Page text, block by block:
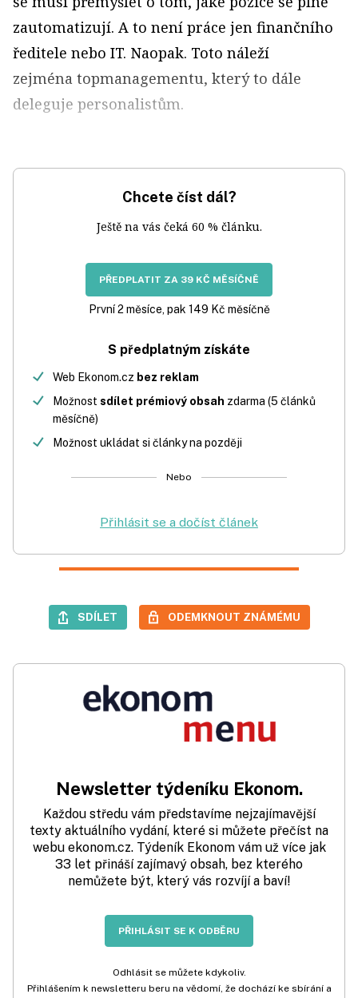
zautomatizují. A to není práce jen finančního
ředitele nebo IT. Naopak. Toto náleží
zejména topmanagementu, který to dále
deleguje personalistům.
Chcete číst dál?
Ještě na vás čeká 60 % článku.
PŘEDPLATIT ZA 39 KČ MĚSÍČNĚ
První 2 měsíce, pak 149 Kč měsíčně
S předplatným získáte
Web Ekonom.cz bez reklam
Možnost sdílet prémiový obsah zdarma (5 článků
měsíčně)
Možnost ukládat si články na později
Nebo
Přihlásit se a dočíst článek
SDÍLET ODEMKNOUT ZNÁMÉMU
Newsletter týdeníku Ekonom.
Každou středu vám představíme nejzajímavější
texty aktuálního vydání, které si můžete přečíst na
webu ekonom.cz. Týdeník Ekonom vám už více jak
33 let přináší zajímavý obsah, bez kterého
nemůžete být, který vás rozvíjí a baví!
PŘIHLÁSIT SE K ODBĚRU
Odhlásit se můžete kdykoliv.
Přihlášením k newsletteru beru na vědomí, že dochází ke sbírání a